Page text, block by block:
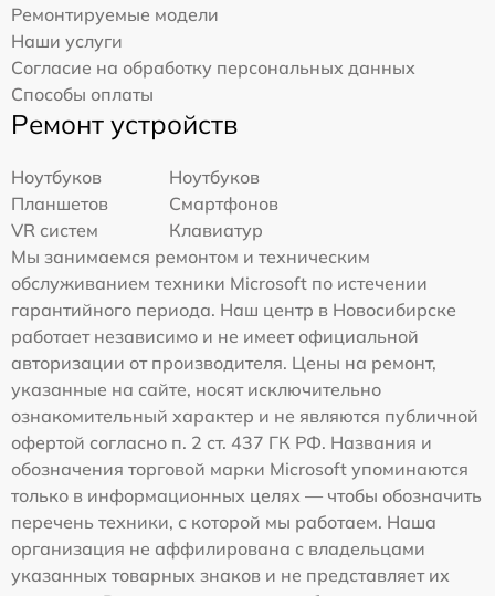
Ремонтируемые модели
Наши услуги
Согласие на обработку персональных данных
Способы оплаты
Ремонт устройств
Ноутбуков
Ноутбуков
Планшетов
Смартфонов
VR систем
Клавиатур
Мы занимаемся ремонтом и техническим
обслуживанием техники Microsoft по истечении
гарантийного периода. Наш центр в Новосибирске
работает независимо и не имеет официальной
авторизации от производителя. Цены на ремонт,
указанные на сайте, носят исключительно
ознакомительный характер и не являются публичной
офертой согласно п. 2 ст. 437 ГК РФ. Названия и
обозначения торговой марки Microsoft упоминаются
только в информационных целях — чтобы обозначить
перечень техники, с которой мы работаем. Наша
организация не аффилирована с владельцами
указанных товарных знаков и не представляет их